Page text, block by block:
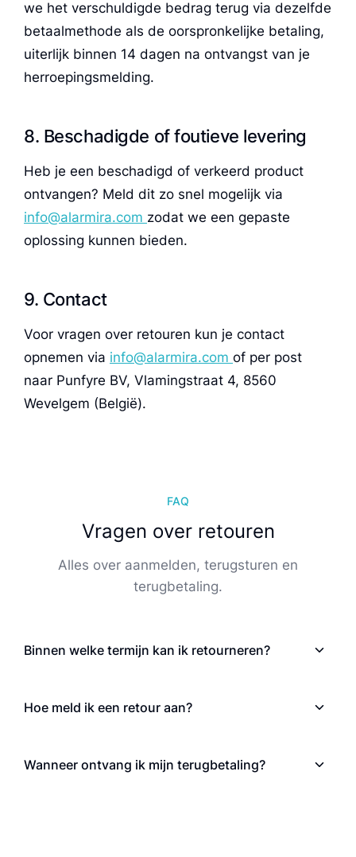
we het verschuldigde bedrag terug via dezelfde
betaalmethode als de oorspronkelijke betaling,
uiterlijk binnen 14 dagen na ontvangst van je
herroepingsmelding.
8. Beschadigde of foutieve levering
Heb je een beschadigd of verkeerd product
ontvangen? Meld dit zo snel mogelijk via
info@alarmira.com zodat we een gepaste
oplossing kunnen bieden.
9. Contact
Voor vragen over retouren kun je contact
opnemen via info@alarmira.com of per post
naar Punfyre BV, Vlamingstraat 4, 8560
Wevelgem (België).
FAQ
Vragen over retouren
Alles over aanmelden, terugsturen en
terugbetaling.
Binnen welke termijn kan ik retourneren?
Hoe meld ik een retour aan?
Wanneer ontvang ik mijn terugbetaling?